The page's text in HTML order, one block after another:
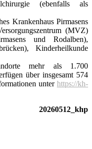
(ebenfalls als
Krankenhaus Pirmasens
(MVZ)
und Rodalben),
Kinderheilkunde
mehr als 1.700
über insgesamt 574
unter https://kh-
20260512_khp